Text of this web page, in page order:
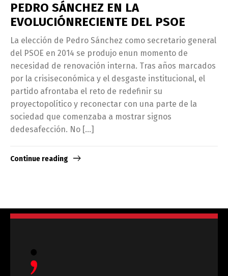
PEDRO SÁNCHEZ EN LA
EVOLUCIÓNRECIENTE DEL PSOE
La elección de Pedro Sánchez como secretario general
del PSOE en 2014 se produjo enun momento de
necesidad de renovación interna. Tras años marcados
por la crisiseconómica y el desgaste institucional, el
partido afrontaba el reto de redefinir su
proyectopolítico y reconectar con una parte de la
sociedad que comenzaba a mostrar signos
dedesafección. No […]
Continue reading